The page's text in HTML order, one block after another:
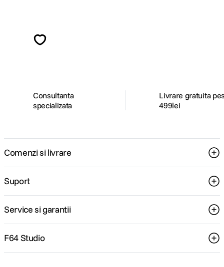
Consultanta
specializata
Livrare gratuita
499lei
Comenzi si livrare
Suport
Service si garantii
F64 Studio